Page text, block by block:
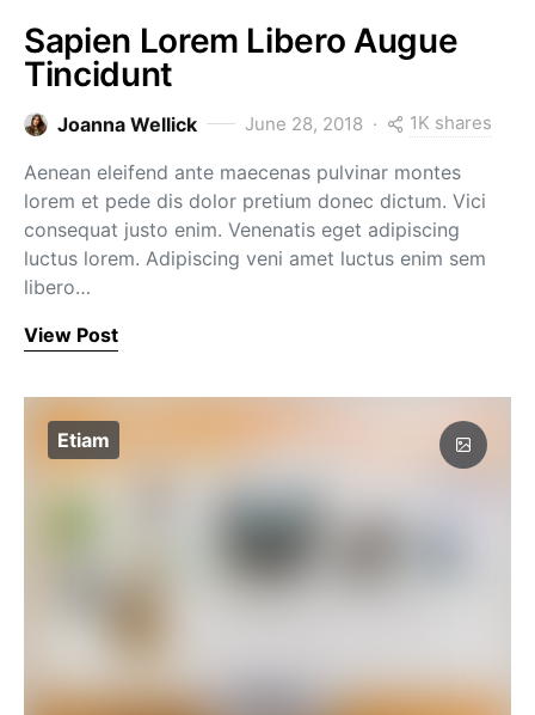
Sapien Lorem Libero Augue
Tincidunt
Joanna Wellick June 28, 2018 1K shares
Aenean eleifend ante maecenas pulvinar montes
lorem et pede dis dolor pretium donec dictum. Vici
consequat justo enim. Venenatis eget adipiscing
luctus lorem. Adipiscing veni amet luctus enim sem
libero…
View Post
Etiam